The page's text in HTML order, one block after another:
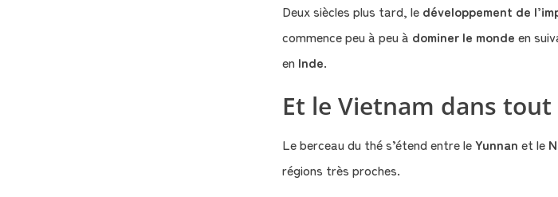
Deux siècles plus tard, le développement de
commence peu à peu à dominer le monde en
en Inde.
Et le Vietnam dans tout
Le berceau du thé s’étend entre leYunnan et le
régions très proches.